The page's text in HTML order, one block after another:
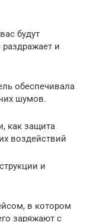
будут
и
обеспечивала
шумов.
как защита
воздействий
и
в котором
заряжают с